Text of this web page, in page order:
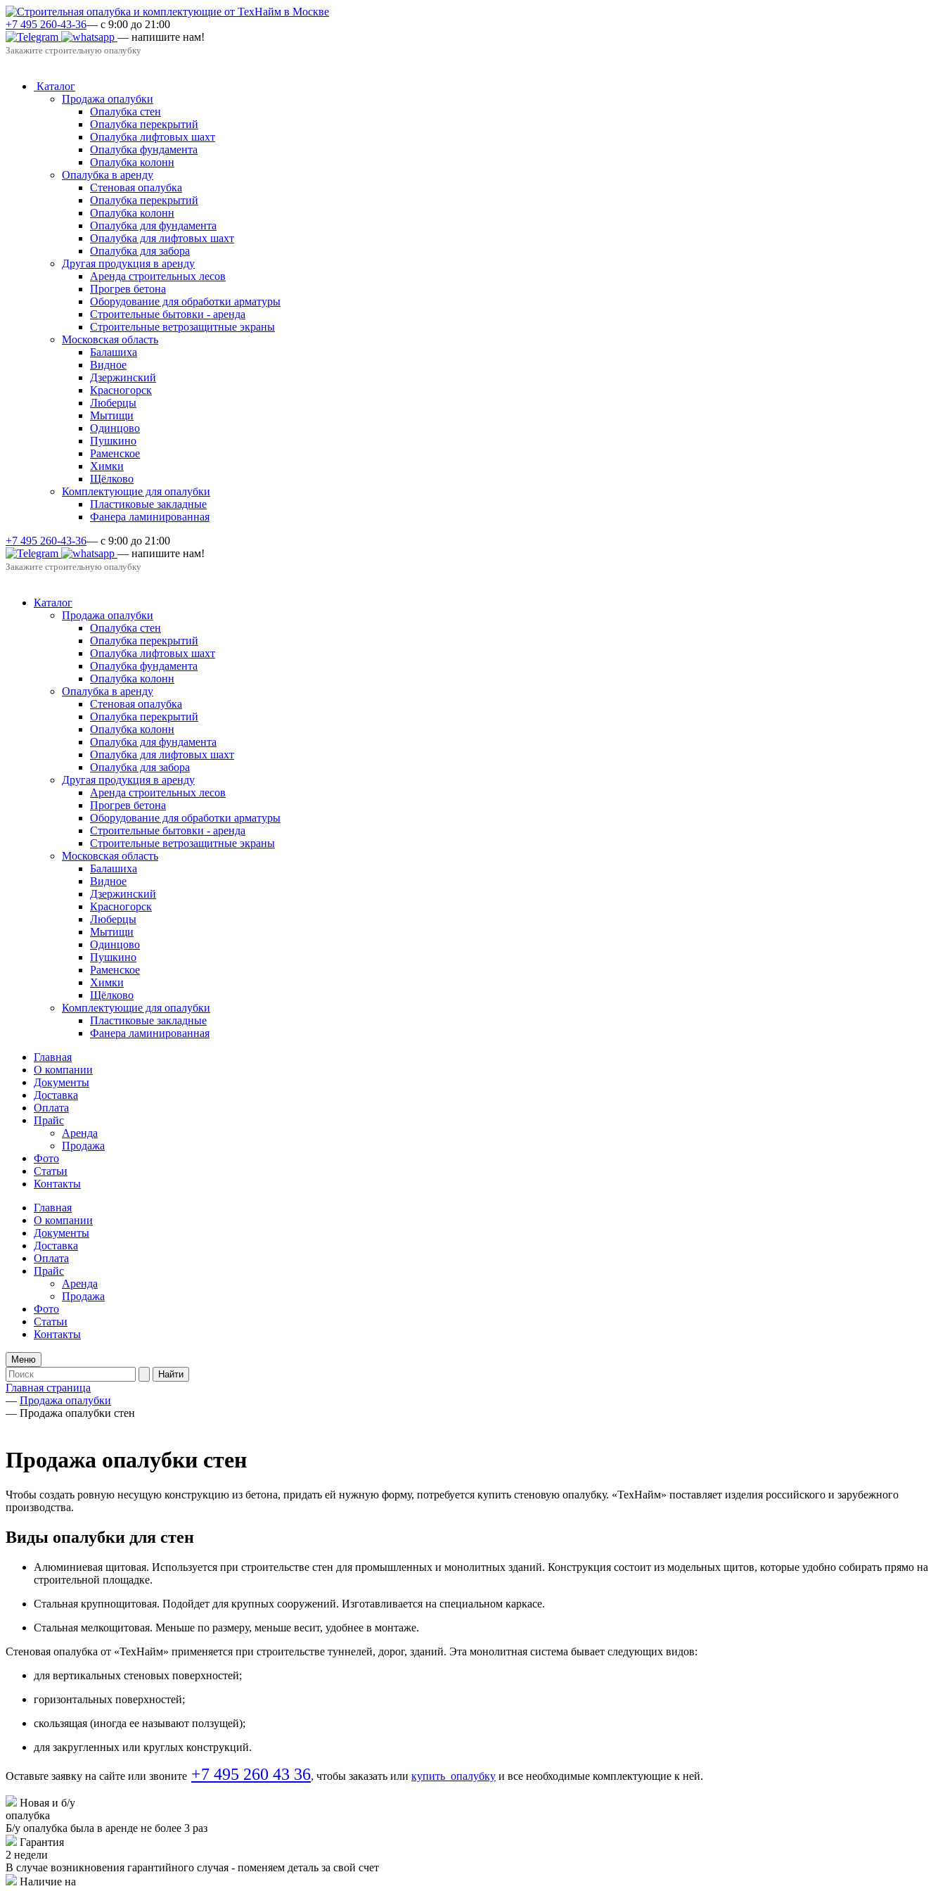
+7 495 260-43-36— с 9:00 до 21:00
— напишите нам!
Закажите строительную опалубку
Каталог
Продажа опалубки
Опалубка стен
Опалубка перекрытий
Опалубка лифтовых шахт
Опалубка фундамента
Опалубка колонн
Опалубка в аренду
Стеновая опалубка
Опалубка перекрытий
Опалубка колонн
Опалубка для фундамента
Опалубка для лифтовых шахт
Опалубка для забора
Другая продукция в аренду
Аренда строительных лесов
Прогрев бетона
Оборудование для обработки арматуры
Строительные бытовки - аренда
Строительные ветрозащитные экраны
Московская область
Балашиха
Видное
Дзержинский
Красногорск
Люберцы
Мытищи
Одинцово
Пушкино
Раменское
Химки
Щёлково
Комплектующие для опалубки
Пластиковые закладные
Фанера ламинированная
+7 495 260-43-36— с 9:00 до 21:00
— напишите нам!
Закажите строительную опалубку
Каталог
Продажа опалубки
Опалубка стен
Опалубка перекрытий
Опалубка лифтовых шахт
Опалубка фундамента
Опалубка колонн
Опалубка в аренду
Стеновая опалубка
Опалубка перекрытий
Опалубка колонн
Опалубка для фундамента
Опалубка для лифтовых шахт
Опалубка для забора
Другая продукция в аренду
Аренда строительных лесов
Прогрев бетона
Оборудование для обработки арматуры
Строительные бытовки - аренда
Строительные ветрозащитные экраны
Московская область
Балашиха
Видное
Дзержинский
Красногорск
Люберцы
Мытищи
Одинцово
Пушкино
Раменское
Химки
Щёлково
Комплектующие для опалубки
Пластиковые закладные
Фанера ламинированная
Главная
О компании
Документы
Доставка
Оплата
Прайс
Аренда
Продажа
Фото
Статьи
Контакты
Главная
О компании
Документы
Доставка
Оплата
Прайс
Аренда
Продажа
Фото
Статьи
Контакты
Меню
Главная страница
— Продажа опалубки
— Продажа опалубки стен
Продажа опалубки стен
Чтобы создать ровную несущую конструкцию из бетона, придать ей нужную форму, потребуется купить стеновую опалубку. «ТехНайм» поставляет изделия российского и зарубежного
производства.
Виды опалубки для стен
Алюминиевая щитовая. Используется при строительстве стен для промышленных и монолитных зданий. Конструкция состоит из модельных щитов, которые удобно собирать прямо на
строительной площадке.
Стальная крупнощитовая. Подойдет для крупных сооружений. Изготавливается на специальном каркасе.
Стальная мелкощитовая. Меньше по размеру, меньше весит, удобнее в монтаже.
Стеновая опалубка от «ТехНайм» применяется при строительстве туннелей, дорог, зданий. Эта монолитная система бывает следующих видов:
для вертикальных стеновых поверхностей;
горизонтальных поверхностей;
скользящая (иногда ее называют ползущей);
для закругленных или круглых конструкций.
Оставьте заявку на сайте или звоните +7 495 260 43 36, чтобы заказать или купить опалубку и все необходимые комплектующие к ней.
Новая и б/у
опалубка
Б/у опалубка была в аренде не более 3 раз
Гарантия
2 недели
В случае возникновения гарантийного случая - поменяем деталь за свой счет
Наличие на